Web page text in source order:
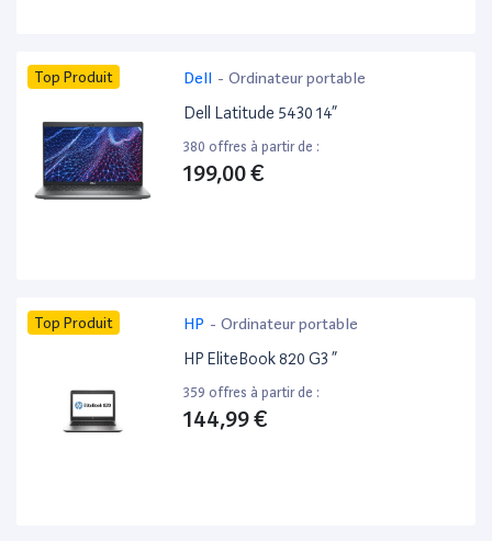
Top Produit Dell - Ordinateur portable
Dell Latitude 5430 14”
380 offres à partir de :
199,00 €
Top Produit HP - Ordinateur portable
HP EliteBook 820 G3 ”
359 offres à partir de :
144,99 €